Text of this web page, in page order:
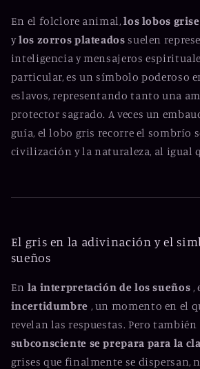
En el folclore animal,los lobos
ylos zorros plateados suelen
inteligencia y mensajeros
particular, es un símbolo poderoso
eslavos, representando tanto una
protector sagrado. A veces un
guía, el lobo gris recorre el sombrío
civilización y la naturaleza, al igual
El gris en la adivinación y el
sueños
En la interpretación de los sueños ,
incertidumbre , un momento en el
revelan las respuestas. Pero también
subconsciente se prepara para la
grises que finalmente se dispersan,